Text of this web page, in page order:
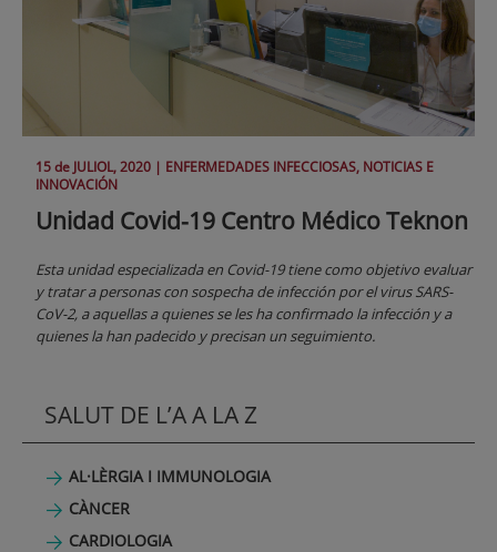
15 de JULIOL, 2020 | ENFERMEDADES INFECCIOSAS, NOTICIAS E
INNOVACIÓN
Unidad Covid-19 Centro Médico Teknon
Esta unidad especializada en Covid-19 tiene como objetivo evaluar
y tratar a personas con sospecha de infección por el virus SARS-
CoV-2, a aquellas a quienes se les ha confirmado la infección y a
quienes la han padecido y precisan un seguimiento.
SALUT DE L’A A LA Z
AL·LÈRGIA I IMMUNOLOGIA
CÀNCER
CARDIOLOGIA